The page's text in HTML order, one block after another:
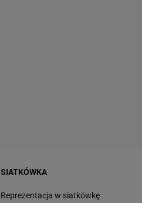
SIATKÓWKA
Reprezentacja w siatkówkę